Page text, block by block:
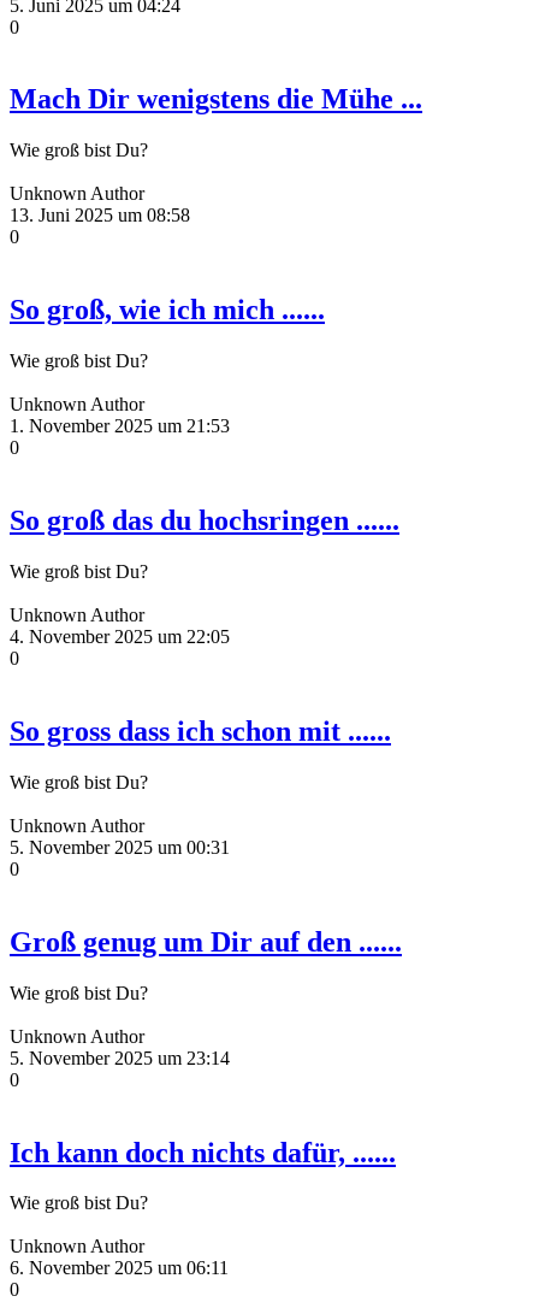
5. Juni 2025 um 04:24
0
Mach Dir wenigstens die Mühe ...
Wie groß bist Du?
Unknown Author
13. Juni 2025 um 08:58
0
So groß, wie ich mich ......
Wie groß bist Du?
Unknown Author
1. November 2025 um 21:53
0
So groß das du hochsringen ......
Wie groß bist Du?
Unknown Author
4. November 2025 um 22:05
0
So gross dass ich schon mit ......
Wie groß bist Du?
Unknown Author
5. November 2025 um 00:31
0
Groß genug um Dir auf den ......
Wie groß bist Du?
Unknown Author
5. November 2025 um 23:14
0
Ich kann doch nichts dafür, ......
Wie groß bist Du?
Unknown Author
6. November 2025 um 06:11
0